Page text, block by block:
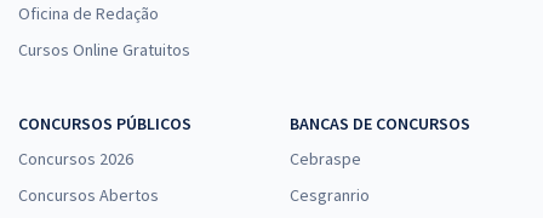
Oficina de Redação
Cursos Online Gratuitos
CONCURSOS PÚBLICOS
Concursos 2026
Concursos Abertos
BANCAS DE CONCURSOS
Cebraspe
Cesgranrio